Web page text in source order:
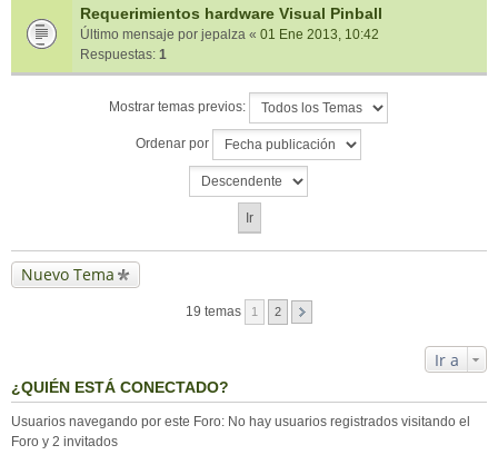
Requerimientos hardware Visual Pinball
Último mensaje por jepalza « 01 Ene 2013, 10:42
Respuestas: 1
Mostrar temas previos:
Ordenar por
Nuevo Tema
19 temas 1 2
Ir a
¿QUIÉN ESTÁ CONECTADO?
Usuarios navegando por este Foro: No hay usuarios registrados visitando el
Foro y 2 invitados